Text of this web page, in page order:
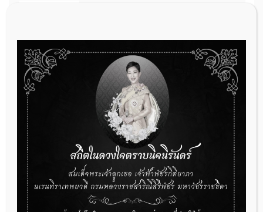
ผู้ประกอบการผลิต และ นักวิจัย ที่ต้องการขึ้นทะเบียนเครื่องมือแพทย์
ต้องทำอย่างไรบ้าง
22 กรกฎาคม 2026
กองควบคุมเครื่องมือแพทย์ เปิดรับฟังความคิดเห็นหลักการยกร่าง
กฎหมาย จำนวน 3 ฉบับ ผ่านระบบกลางทางกฎหมาย
22 กรกฎาคม 2026